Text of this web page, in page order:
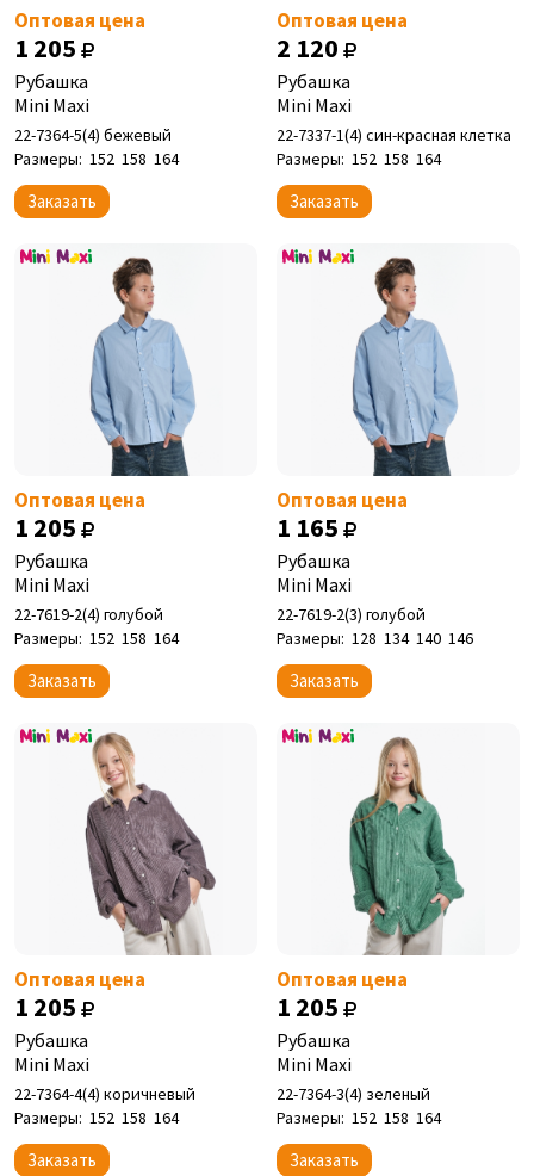
Оптовая цена
1 205
Рубашка
Mini Maxi
22-7364-5(4) бежевый
Размеры: 152 158 164
Заказать
Оптовая цена
2 120
Рубашка
Mini Maxi
22-7337-1(4) син-красная клетка
Размеры: 152 158 164
Заказать
Оптовая цена
1 205
Рубашка
Mini Maxi
22-7619-2(4) голубой
Размеры: 152 158 164
Заказать
Оптовая цена
1 165
Рубашка
Mini Maxi
22-7619-2(3) голубой
Размеры: 128 134 140 146
Заказать
Оптовая цена
1 205
Рубашка
Mini Maxi
22-7364-4(4) коричневый
Размеры: 152 158 164
Заказать
Оптовая цена
1 205
Рубашка
Mini Maxi
22-7364-3(4) зеленый
Размеры: 152 158 164
Заказать